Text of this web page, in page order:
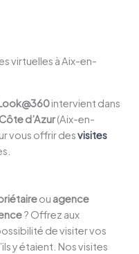
virtuelles à Aix-en-
intervient dans
d’Azur(Aix-en-
vous offrir desvisites
ou agence
? Offrez aux
de visiter vos
y étaient. Nos visites